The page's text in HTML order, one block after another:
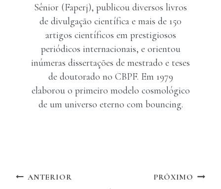
Sênior (Faperj), publicou diversos livros
de divulgação científica e mais de 150
artigos científicos em prestigiosos
periódicos internacionais, e orientou
inúmeras dissertações de mestrado e teses
de doutorado no CBPF. Em 1979
elaborou o primeiro modelo cosmológico
de um universo eterno com bouncing.
Navegação
ANTERIOR PRÓXIMO